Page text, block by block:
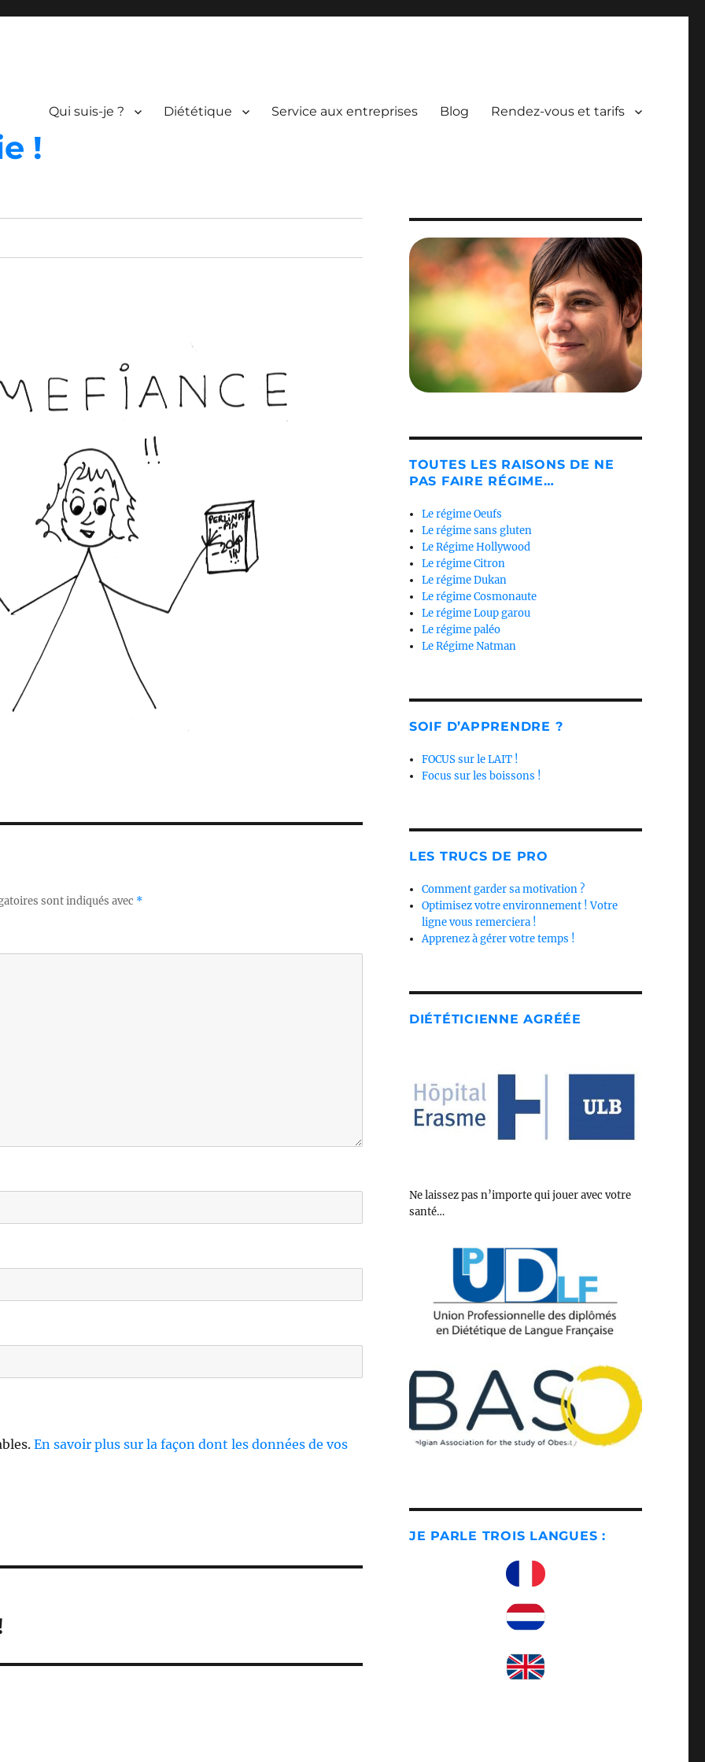
!
Qui suis-je ? Diététique Service aux entreprises Blog Rendez-vous et tarifs
sont indiqués avec *
En savoir plus sur la façon dont les données de vos
TOUTES LES RAISONS DE NE
PAS FAIRE RÉGIME…
Le régime Oeufs
Le régime sans gluten
Le Régime Hollywood
Le régime Citron
Le régime Dukan
Le régime Cosmonaute
Le régime Loup garou
Le régime paléo
Le Régime Natman
SOIF D’APPRENDRE ?
FOCUS sur le LAIT !
Focus sur les boissons !
LES TRUCS DE PRO
Comment garder sa motivation ?
Optimisez votre environnement ! Votre
ligne vous remerciera !
Apprenez à gérer votre temps !
DIÉTÉTICIENNE AGRÉÉE
Ne laissez pas n’importe qui jouer avec votre
santé…
JE PARLE TROIS LANGUES :